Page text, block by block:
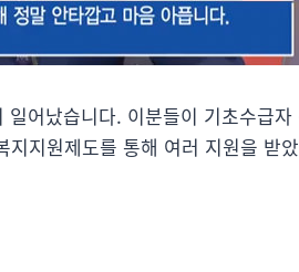
어났습니다. 이분들이 기초수급
지원제도를 통해 여러 지원을 받